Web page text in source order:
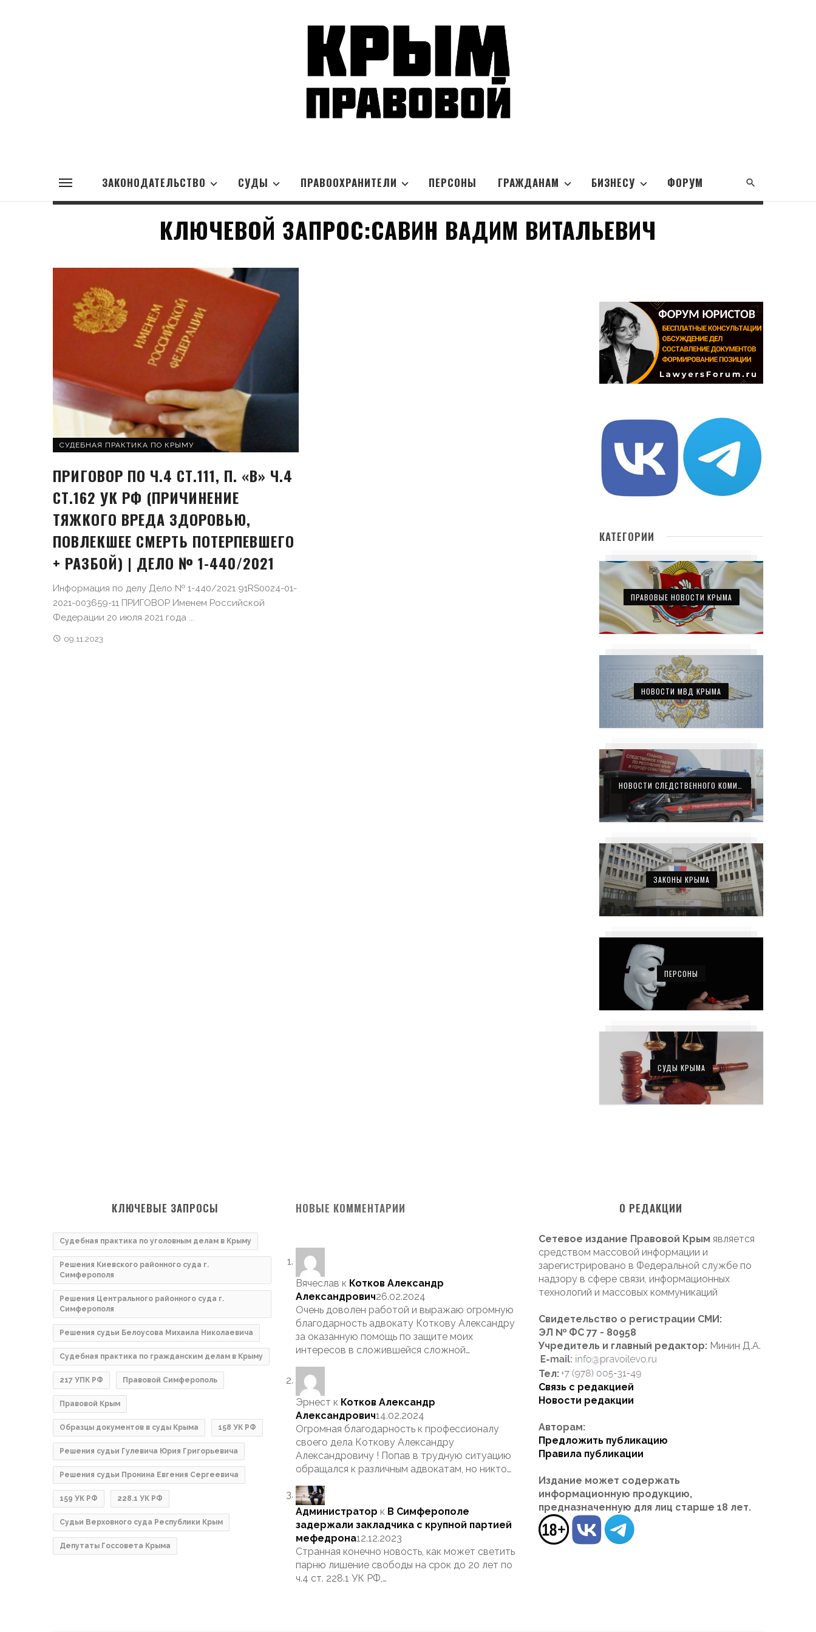
ЗАКОНОДАТЕЛЬСТВО СУДЫ ПРАВООХРАНИТЕЛИ ПЕРСОНЫ ГРАЖДАНАМ БИЗНЕСУ ФОРУМ
КЛЮЧЕВОЙ ЗАПРОС:САВИН ВАДИМ ВИТАЛЬЕВИЧ
СУДЕБНАЯ ПРАКТИКА ПО КРЫМУ
ПРИГОВОР ПО Ч.4 СТ.111, П. «В» Ч.4
СТ.162 УК РФ (ПРИЧИНЕНИЕ
ТЯЖКОГО ВРЕДА ЗДОРОВЬЮ,
ПОВЛЕКШЕЕ СМЕРТЬ ПОТЕРПЕВШЕГО
+ РАЗБОЙ) | ДЕЛО № 1-440/2021
Информация по делу Дело № 1-440/2021 91RS0024-01-
2021-003659-11 ПРИГОВОР Именем Российской
Федерации 20 июля 2021 года ...
09.11.2023
КАТЕГОРИИ
ПРАВОВЫЕ НОВОСТИ КРЫМА
НОВОСТИ МВД КРЫМА
ЗАКОНЫ КРЫМА
ПЕРСОНЫ
СУДЫ КРЫМА
КЛЮЧЕВЫЕ ЗАПРОСЫ
Судебная практика по уголовным делам в Крыму
Решения Киевского районного суда г.
Симферополя
Решения Центрального районного суда г.
Симферополя
Решения судьи Белоусова Михаила Николаевича
Судебная практика по гражданским делам в Крыму
217 УПК РФ Правовой Симферополь
Правовой Крым
Образцы документов в суды Крыма 158 УК РФ
Решения судьи Гулевича Юрия Григорьевича
Решения судьи Пронина Евгения Сергеевича
159 УК РФ 228.1 УК РФ
Судьи Верховного суда Республики Крым
Депутаты Госсовета Крыма
НОВЫЕ КОММЕНТАРИИ
Вячеслав к Котков Александр
Александрович26.02.2024
Очень доволен работой и выражаю огромную
благодарность адвокату Коткову Александру
за оказанную помощь по защите моих
интересов в сложившейся сложной…
Эрнест к Котков Александр
Александрович14.02.2024
Огромная благодарность к профессионалу
своего дела Коткову Александру
Александровичу ! Попав в трудную ситуацию
обращался к различным адвокатам, но никто…
Администратор к В Симферополе
задержали закладчика с крупной партией
мефедрона12.12.2023
Странная конечно новость, как может светить
парню лишение свободы на срок до 20 лет по
ч.4 ст. 228.1 УК РФ,…
О РЕДАКЦИИ
Сетевое издание Правовой Крым является
средством массовой информации и
зарегистрировано в Федеральной службе по
надзору в сфере связи, информационных
технологий и массовых коммуникаций
Свидетельство о регистрации СМИ:
ЭЛ № ФС 77 - 80958
Учредитель и главный редактор: Минин Д.А.
Тел:
Связь с редакцией
Новости редакции
Авторам:
Предложить публикацию
Правила публикации
Издание может содержать
информационную продукцию,
предназначенную для лиц старше 18 лет.